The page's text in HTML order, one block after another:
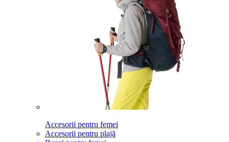
Accesorii pentru femei
Accesorii pentru plajă